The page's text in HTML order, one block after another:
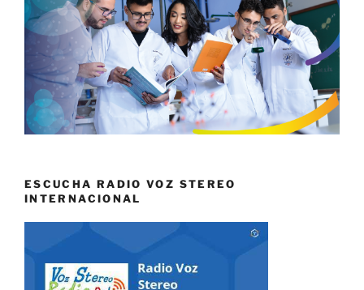
ESCUCHA RADIO VOZ STEREO
INTERNACIONAL